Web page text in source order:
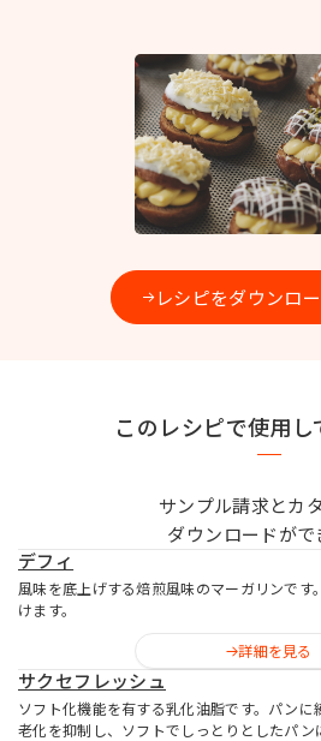
MIYOSHI MIRAI PLATFORM
おすすめキーワード
ラード不足植物性ミルク食感改良
お問い合わ
レシピをダウンロ
このレシピで使用
サンプル請求とカ
ダウンロードがで
デフィ
風味を底上げする焙煎風味のマーガリンで
けます。
詳細を見る
サクセフレッシュ
ソフト化機能を有する乳化油脂です。パン
老化を抑制し、ソフトでしっとりとしたパン